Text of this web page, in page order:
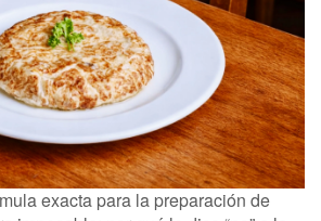
exacta para la preparación de